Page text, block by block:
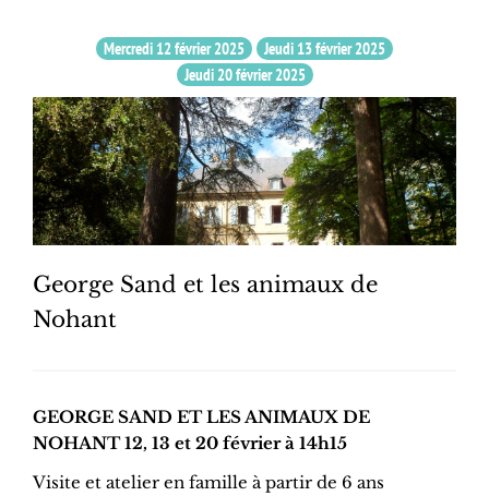
Mercredi 12 février 2025
Jeudi 13 février 2025
Jeudi 20 février 2025
George Sand et les animaux de
Nohant
GEORGE SAND ET LES ANIMAUX DE
NOHANT 12, 13 et 20 février à 14h15
Visite et atelier en famille à partir de 6 ans